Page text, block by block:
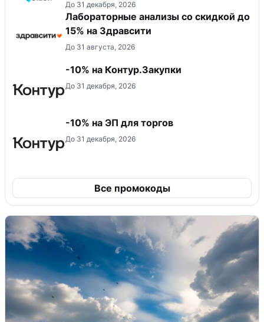
До 31 декабря, 2026
Лабораторные анализы со скидкой до
15% на Здравсити
До 31 августа, 2026
-10% на Контур.Закупки
До 31 декабря, 2026
-10% на ЭП для торгов
До 31 декабря, 2026
Все промокоды